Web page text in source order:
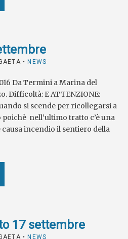
•NEWS
Da Termini a Marina del
Difficoltà: E ATTENZIONE:
si scende per ricollegarsi a
nell’ultimo tratto c’è una
incendio il sentiero della
17 settembre
•NEWS